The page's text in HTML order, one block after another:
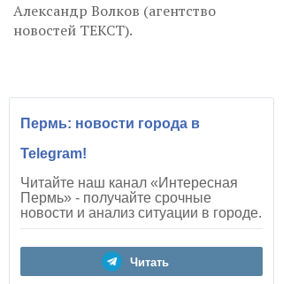
Александр Волков (агентство
новостей ТЕКСТ).
Пермь: новости города в
Telegram!
Читайте наш канал «Интересная
Пермь» - получайте срочные
новости и анализ ситуации в городе.
Читать